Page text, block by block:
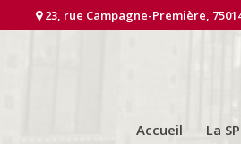
23, rue Campagne-Première,
Accueil La